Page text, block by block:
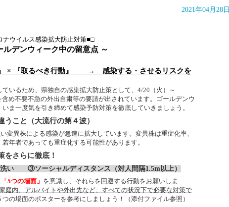
2021年04月28日
ルス感染拡大防止対策■□
ウィーク中の留意点 ～
』 × 『取るべき行動』 → 感染する・させるリスクを
いるため、県独自の感染拡大防止策として、 4/20 （火）～
含め不要不急の外出自粛等の要請が出されています。ゴールデンウ
ま一度気を引き締めて感染予防対策を徹底していきましょう。
と（大流行の第４波）
変異株による感染が急速に拡大しています。 変異株は重症化率、
年者であっても重症化する可能性があります。
さらに徹底 ！
③ソーシャルディスタンス（対人間隔1.5m以上）
「5つの場面」 を意識し、それらを回避する行動をお願いしま
庭内、アルバイトや外出先など、すべての状況下で必要な対策で
の場面のポスターを参考にしましょう！（添付ファイル参照）